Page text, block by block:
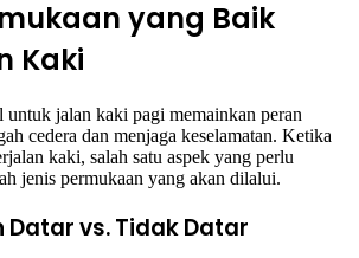
yang Baik
Kaki
untuk jalan kaki pagi memainkan peran
cedera dan menjaga keselamatan. Ketika
kaki, salah satu aspek yang perlu
jenis permukaan yang akan dilalui.
Datar vs. Tidak Datar